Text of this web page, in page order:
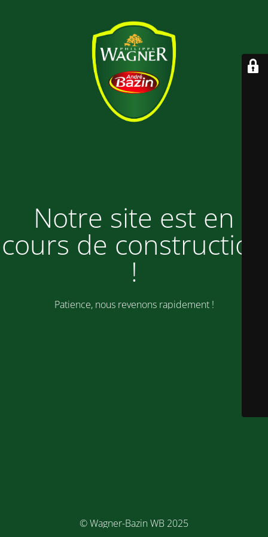
Notre site est en
cours de construction
!
Patience, nous revenons rapidement !
© Wagner-Bazin WB 2025